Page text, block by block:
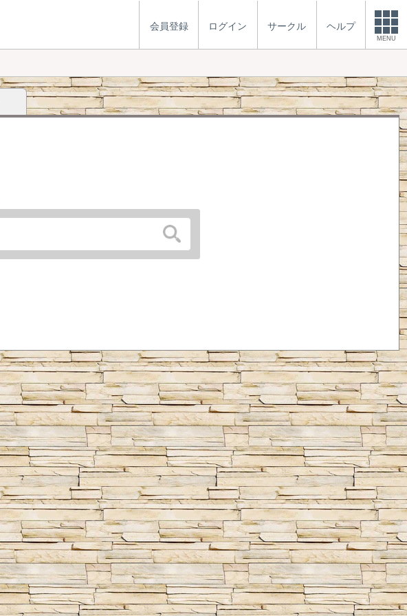
会員登録 ログイン サークル ヘルプ
MENU